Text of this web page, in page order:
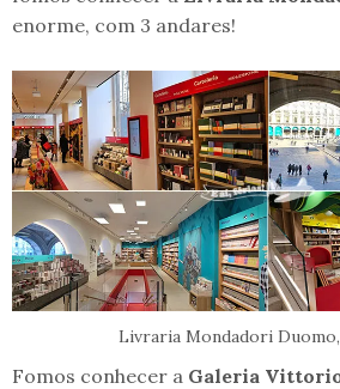
enorme, com 3 andares!
Livraria Mondadori
Fomos conhecer a Galeria